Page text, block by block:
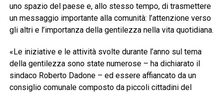
uno spazio del paese e, allo stesso tempo, di trasmettere
un messaggio importante alla comunità: l’attenzione verso
gli altri e l’importanza della gentilezza nella vita quotidiana.
«Le iniziative e le attività svolte durante l’anno sul tema
della gentilezza sono state numerose – ha dichiarato il
sindaco Roberto Dadone – ed essere affiancato da un
consiglio comunale composto da piccoli cittadini del